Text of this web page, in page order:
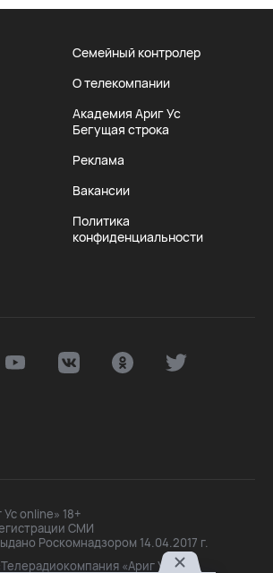
Семейный контролер
О телекомпании
Академия Ариг Ус
Бегущая строка
Реклама
Вакансии
Политика
конфиденциальности
online» 18+
СМИ
Роскомнадзором 14.04.2017 г.
«Ариг Ус»,